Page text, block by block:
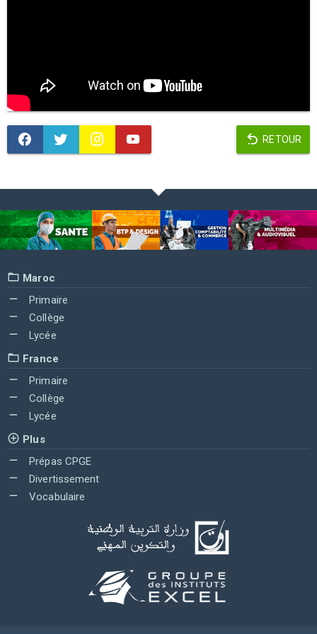
RETOUR
Maroc
Primaire
Collège
Lycée
France
Primaire
Collège
Lycée
Plus
Prépas CPGE
Divertissement
Vocabulaire